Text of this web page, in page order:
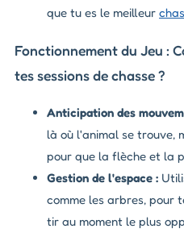
que tu es le meilleur
Fonctionnement du Jeu :
tes sessions de chasse ?
Anticipation des
là où l'animal se trouve,
pour que la flèche et la
Gestion de l'espace :
comme les arbres, pour
tir au moment le plus